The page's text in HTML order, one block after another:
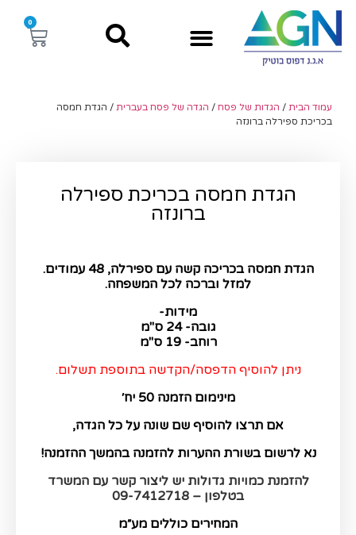
0
עמוד הבית / הגדות של פסח / הגדה של פסח בעברית​ / הגדת חמסה
בכריכת ספירלה ברונזה
הגדת חמסה בכריכת ספירלה
ברונזה
הגדת חמסה בכריכה קשה עם ספירלה, 48 עמודים.
למזל וברכה לכל המשפחה.
מידות-
גובה- 24 ס"מ
רוחב- 19 ס"מ
ניתן להוסיף הדפסה/הקדשה בתוספת תשלום.
מינימום הזמנה 50 יח׳
אם תרצו להוסיף שם שונה על כל הגדה,
נא לרשום בשורת ההערות להזמנה בהמשך ההזמנה!
להזמנת כמויות גדולות יש ליצור קשר עם המשרד
בטלפון – 09-7412718
המחירים כוללים מע״מ